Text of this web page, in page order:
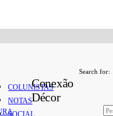
COLUNISTAS
NOTAS
Conexão
Décor
Search for: